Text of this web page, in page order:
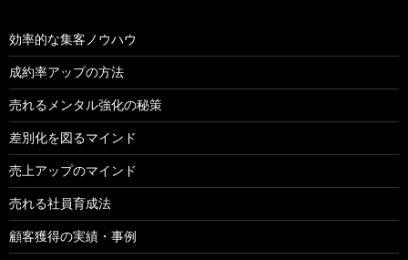
効率的な集客ノウハウ
成約率アップの方法
売れるメンタル強化の秘策
差別化を図るマインド
売上アップのマインド
売れる社員育成法
顧客獲得の実績・事例